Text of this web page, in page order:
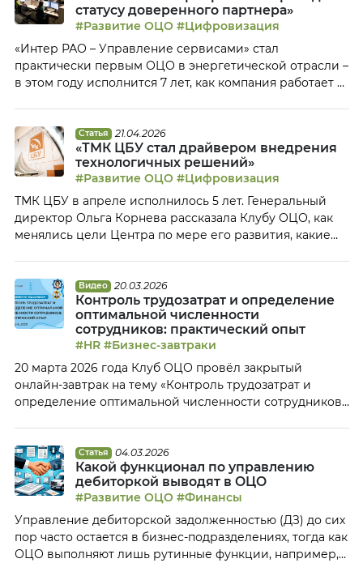
процессов закупок и снабжения, таможенного
оформления грузов, сбыта неосновной продукции,
юридического сопровождения бизнеса, управления
[…]
статусу доверенного партнера»
#Развитие ОЦО #Цифровизация
«Интер РАО – Управление сервисами» стал
практически первым ОЦО в энергетической отрасли –
в этом году исполнится 7 лет, как компания работает в
чем Центр сфокусирован в 2026 году, каким образом
сотрудники на практике осваивают новые навыки и
каким она видит ОЦО через 5 […]
Статья 21.04.2026
«ТМК ЦБУ стал драйвером внедрения
технологичных решений»
#Развитие ОЦО #Цифровизация
ТМК ЦБУ в апреле исполнилось 5 лет. Генеральный
директор Ольга Корнева рассказала Клубу ОЦО, как
менялись цели Центра по мере его развития, какие
каким она видит ОЦО будущего. — Ольга, как
менялись задачи и приоритеты ТМК ЦБУ по мере
развития? — Центр […]
Видео 20.03.2026
Контроль трудозатрат и определение
оптимальной численности
сотрудников: практический опыт
#HR #Бизнес-завтраки
20 марта 2026 года Клуб ОЦО провёл закрытый
онлайн-завтрак на тему «Контроль трудозатрат и
определение оптимальной численности сотрудников:
Тайм-коды: 00:07 Приветствие участников онлайн-
завтрака, анонс мероприятий Клуба ОЦО 07:33 Татьяна
Барабаш, Северсталь-ЦЕС: основных из принципов
управления эффективностью — управление
эффективностью персонала 14:05 Почему бенчмаркинг
– надежный […]
Статья 04.03.2026
Какой функционал по управлению
дебиторкой выводят в ОЦО
#Развитие ОЦО #Финансы
Управление дебиторской задолженностью (ДЗ) до сих
пор часто остается в бизнес-подразделениях, тогда как
ОЦО выполняют лишь рутинные функции, например,